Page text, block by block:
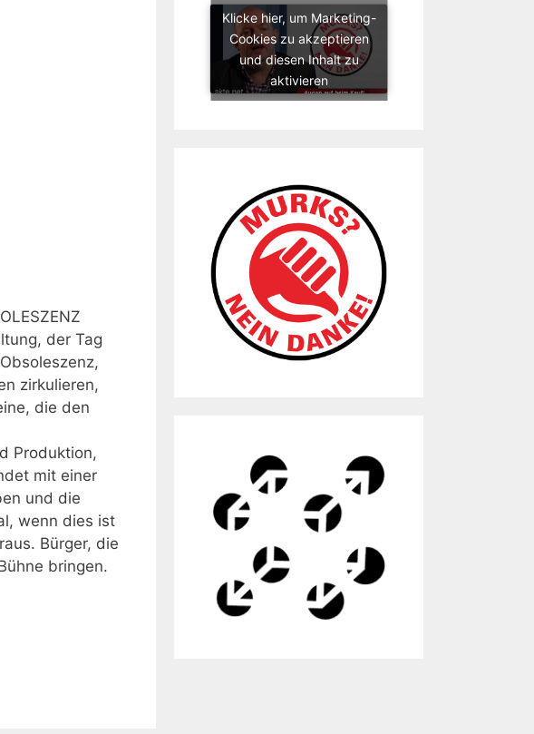
der Tag
zirkulieren,
die den
Produktion,
mit einer
und die
wenn dies ist
Bürger, die
bringen.
Klicke hier, um Marketing-
Cookies zu akzeptieren
und diesen Inhalt zu
aktivieren